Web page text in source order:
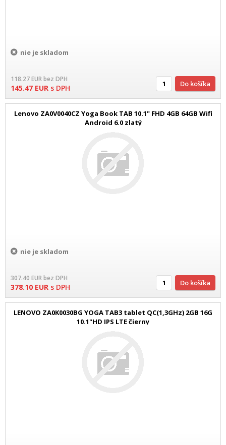
nie je skladom
118.27EURbez DPH
145.47 EUR s DPH Do košíka
Lenovo ZA0V0040CZ Yoga Book TAB 10.1" FHD 4GB 64GB Wifi
Android 6.0 zlatý
nie je skladom
307.40 EURbez DPH
378.10 EUR s DPH Do košíka
LENOVO ZA0K0030BG YOGA TAB3 tablet QC(1,3GHz) 2GB 16G
10.1"HD IPS LTE čierny